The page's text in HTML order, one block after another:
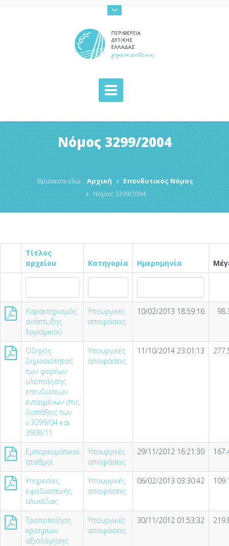
Νόμος 3299/2004
Βρίσκεστε εδώ: Αρχική
Επενδυτικός Νόμος
Νόμος 3299/2004
Τίτλος
αρχείου
Κατηγορία Ημερομηνία
Χαρακτηρισμός
ανάπτυξης
λογισμικού
Υπουργικές
αποφάσεις
10/02/2013 18:59:16
Οδηγός
δημοσιότητας
των φορέων
υλοποίησης
επενδύσεων
ενταγμένων στις
διατάξεις των
ν.3299/04 και
3908/11
Υπουργικές
αποφάσεις
11/10/2014 23:01:13
Εμπορευματικοί
σταθμοί
Υπουργικές
αποφάσεις
29/11/2012 16:21:30
Υπηρεσίες
εφοδιαστικής
αλυσίδας
Υπουργικές
αποφάσεις
06/02/2013 03:30:42
Τροποποίηση
κριτηρίων
αξιολόγησης
Υπουργικές
αποφάσεις
30/11/2012 01:53:32